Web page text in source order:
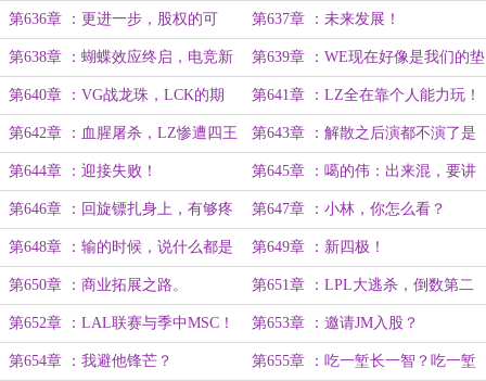
来的爆火！ 竞界文化！
第636章 ：更进一步，股权的可
能？
第637章 ：未来发展！
第638章 ：蝴蝶效应终启，电竞新
路与NXG困境！
第639章 ：WE现在好像是我们的垫
底队！
第640章 ：VG战龙珠，LCK的期
待！
第641章 ：LZ全在靠个人能力玩！
第642章 ：血腥屠杀，LZ惨遭四王
玩弄。
第643章 ：解散之后演都不演了是
吧？
第644章 ：迎接失败！ 第645章 ：噶的伟：出来混，要讲
人脉！
第646章 ：回旋镖扎身上，有够疼
的！
第647章 ：小林，你怎么看？
第648章 ：输的时候，说什么都是
借口！
第649章 ：新四极！
第650章 ：商业拓展之路。 第651章 ：LPL大逃杀，倒数第二
出征IEM！
第652章 ：LAL联赛与季中MSC！ 第653章 ：邀请JM入股？
第654章 ：我避他锋芒？ 第655章 ：吃一堑长一智？吃一堑